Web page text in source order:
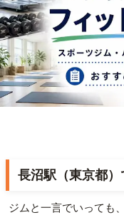
長沼駅（東京都
ジムと一言でいっても